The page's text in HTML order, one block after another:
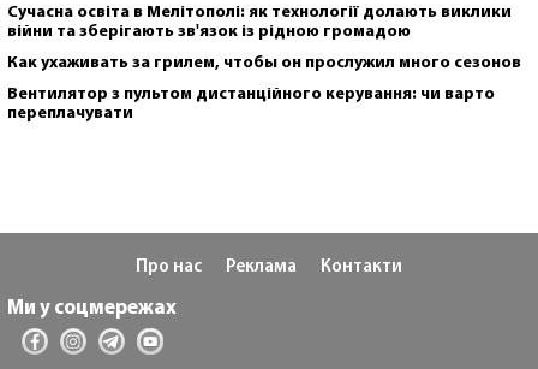
Сучасна освіта в Мелітополі: як технології долають виклики
війни та зберігають зв'язок із рідною громадою
Как ухаживать за грилем, чтобы он прослужил много сезонов
Вентилятор з пультом дистанційного керування: чи варто
переплачувати
Про нас Реклама Контакти
Ми у соцмережах